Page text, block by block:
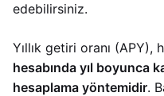
edebilirsiniz.
Yıllık getiri oranı (APY),
hesabında yıl boyunca
hesaplama yöntemidir.